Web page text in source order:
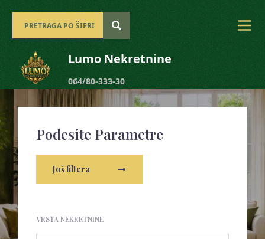
Lumo Nekretnine
064/80-333-30
Podesite Parametre
Još filtera
VRSTA NEKRETNINE